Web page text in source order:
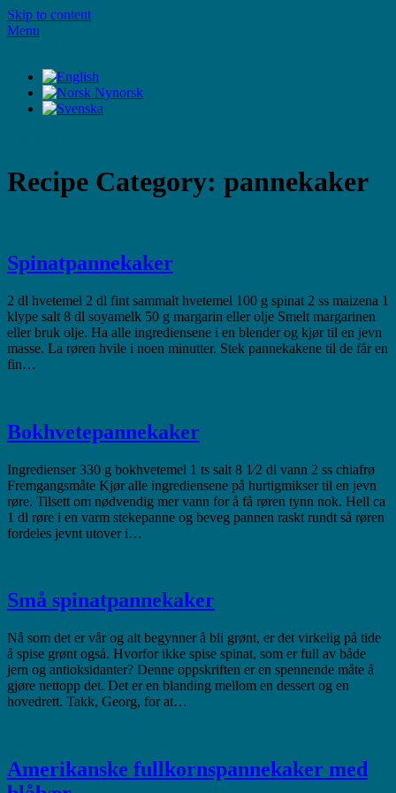
Skip to content
Menu
Recipe Category: pannekaker
Spinatpannekaker
2 dl hvetemel 2 dl fint sammalt hvetemel 100 g spinat 2 ss maizena 1
klype salt 8 dl soyamelk 50 g margarin eller olje Smelt margarinen
eller bruk olje. Ha alle ingrediensene i en blender og kjør til en jevn
masse. La røren hvile i noen minutter. Stek pannekakene til de får en
fin…
Bokhvetepannekaker
Ingredienser 330 g bokhvetemel 1 ts salt 8 1⁄2 dl vann 2 ss chiafrø
Fremgangsmåte Kjør alle ingrediensene på hurtigmikser til en jevn
røre. Tilsett om nødvendig mer vann for å få røren tynn nok. Hell ca
1 dl røre i en varm stekepanne og beveg pannen raskt rundt så røren
fordeles jevnt utover i…
Små spinatpannekaker
Nå som det er vår og alt begynner å bli grønt, er det virkelig på tide
å spise grønt også. Hvorfor ikke spise spinat, som er full av både
jern og antioksidanter? Denne oppskriften er en spennende måte å
gjøre nettopp det. Det er en blanding mellom en dessert og en
hovedrett. Takk, Georg, for at…
Amerikanske fullkornspannekaker med